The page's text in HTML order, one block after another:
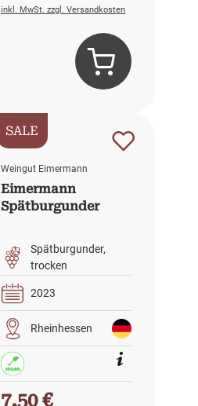
inkl. MwSt. zzgl. Versandkosten
SALE
Weingut Eimermann
Eimermann
Spätburgunder
Spätburgunder
trocken
2023
Rheinhessen
Verkaufspreis:
7,50 €